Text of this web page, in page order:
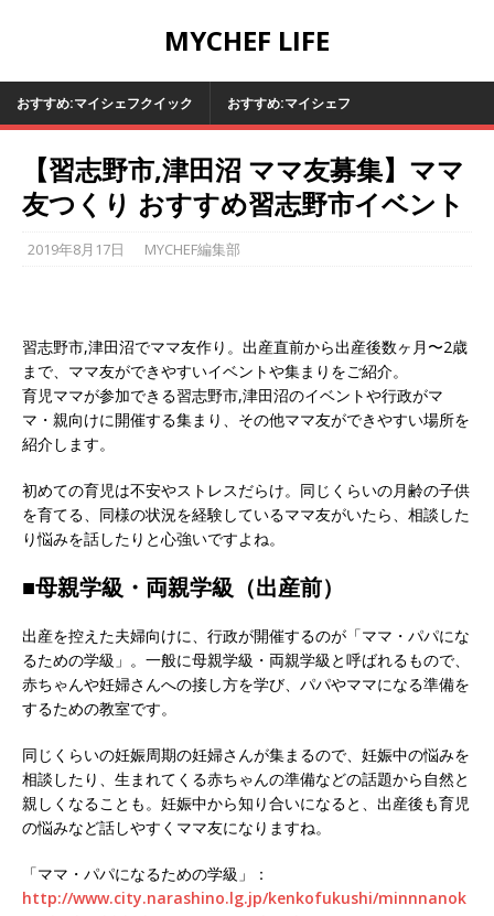
MYCHEF LIFE
おすすめ:マイシェフクイック おすすめ:マイシェフ
【習志野市,津田沼 ママ友募集】ママ
友つくり おすすめ習志野市イベント
2019年8月17日 MYCHEF編集部
習志野市,津田沼でママ友作り。出産直前から出産後数ヶ月〜2歳
まで、ママ友ができやすいイベントや集まりをご紹介。
育児ママが参加できる習志野市,津田沼のイベントや行政がマ
マ・親向けに開催する集まり、その他ママ友ができやすい場所を
紹介します。
初めての育児は不安やストレスだらけ。同じくらいの月齢の子供
を育てる、同様の状況を経験しているママ友がいたら、相談した
り悩みを話したりと心強いですよね。
■母親学級・両親学級（出産前）
出産を控えた夫婦向けに、行政が開催するのが「ママ・パパにな
るための学級」。一般に母親学級・両親学級と呼ばれるもので、
赤ちゃんや妊婦さんへの接し方を学び、パパやママになる準備を
するための教室です。
同じくらいの妊娠周期の妊婦さんが集まるので、妊娠中の悩みを
相談したり、生まれてくる赤ちゃんの準備などの話題から自然と
親しくなることも。妊娠中から知り合いになると、出産後も育児
の悩みなど話しやすくママ友になりますね。
「ママ・パパになるための学級」：
http://www.city.narashino.lg.jp/kenkofukushi/minnnanok